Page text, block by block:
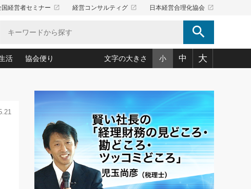
国経営者セミナー launch 経営コンサルティグ launch 日本経営合理化協会 launch
search
【追悼】鈴木敏文氏 言葉で伝
える経営（ジャーナリスト 勝
見明氏）
もっとみる
策(10)
ルビーイング経営入
みづくり(210)
(174)
たいと思われる 気配りの達人(127)
ニュアル(92)
と新常識(57)
社員教育の決め手(203)
ぶ 不況は会社守成の好機(38)
社長の人間力の磨き方」(86)
言の教え 東洋思想に学ぶ経営学(132)
日本の指導者たち」(32)
“十八史略”(30)
活
おのころ心平の ──社長のための「か・ら・だマネジメント」
(50)
デジタルＡＶを味方に！新・仕事術(180)
リーダー脳の鍛え方(32)
ワインを楽しむ基礎レッスン(12)
必読！社長が読むべき今月の4冊(88)
協会便り
「愛読者通信」著者インタビュー(44)
ビジネス見聞録 経営ニュース(100)
作間信司の経営無形庵(けいえいむぎょうあん)(166)
経営セミナー情報局(1)
繁栄への着眼点 牟田太陽(76)
講話を聞いて学ぼう 実学・耳学・磨く「ミミガク」のすすめ
文字の大きさ 小 中 大